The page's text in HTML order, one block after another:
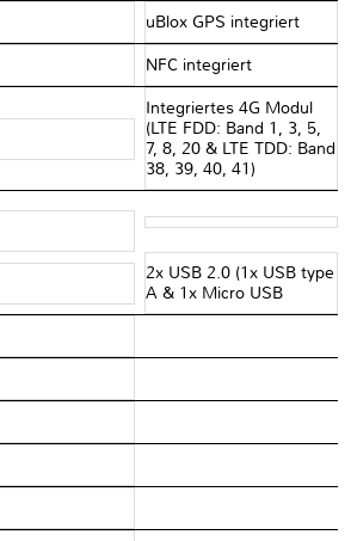
uBlox GPS integriert
NFC integriert
Integriertes 4G Modul
(LTE FDD: Band 1, 3, 5,
7, 8, 20 & LTE TDD: Band
38, 39, 40, 41)
2x USB 2.0 (1x USB type
A & 1x Micro USB